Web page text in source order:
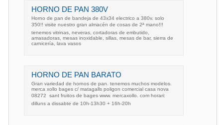
HORNO DE PAN 380V
Horno de pan de bandeja de 43x34 electrico a 380v. solo
350!! visite nuestro gran almacén de cosas de 2ª mano!!!
tenemos vitrinas, neveras, cortadoras de embutido,
amasadoras, mesas inoxidable, sillas, mesas de bar, sierra de
carnicería, lava vasos
HORNO DE PAN BARATO
Gran variedad de hornos de pan. tenemos muchos modelos.
merca xollo bages c/ matagalls poligon comercial casa nova
08272  sant fruitos de bages www. mercaxollo. com horari:
dilluns a dissabte de 10h-13h30 + 16h-20h